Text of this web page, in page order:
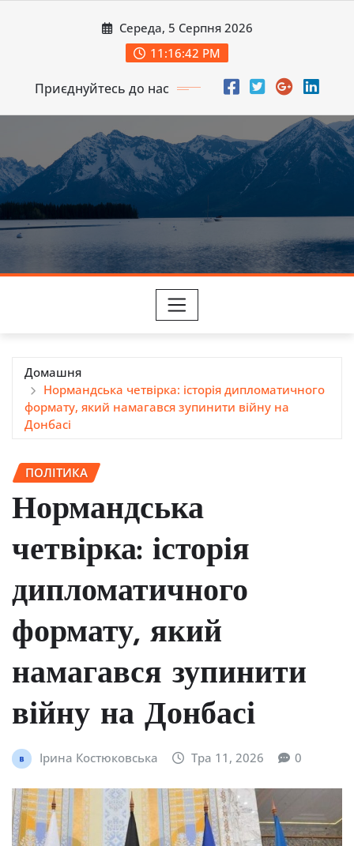
Середа, 5 Серпня 2026
11:16:44 PM
Приєднуйтесь до нас
Домашня
Нормандська четвірка: історія дипломатичного
формату, який намагався зупинити війну на
Донбасі
ПОЛІТИКА
Нормандська
четвірка: історія
дипломатичного
формату, який
намагався зупинити
війну на Донбасі
Ірина Костюковська Тра 11, 2026 0